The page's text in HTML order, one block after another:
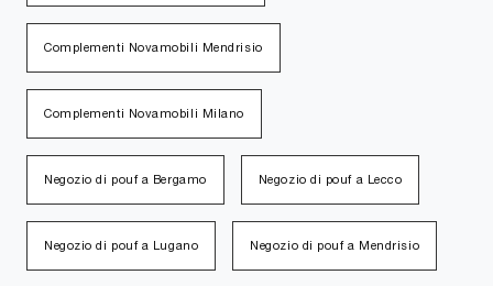
Complementi Novamobili Mendrisio
Complementi Novamobili Milano
Negozio di pouf a Bergamo Negozio di pouf a Lecco
Negozio di pouf a Lugano Negozio di pouf a Mendrisio